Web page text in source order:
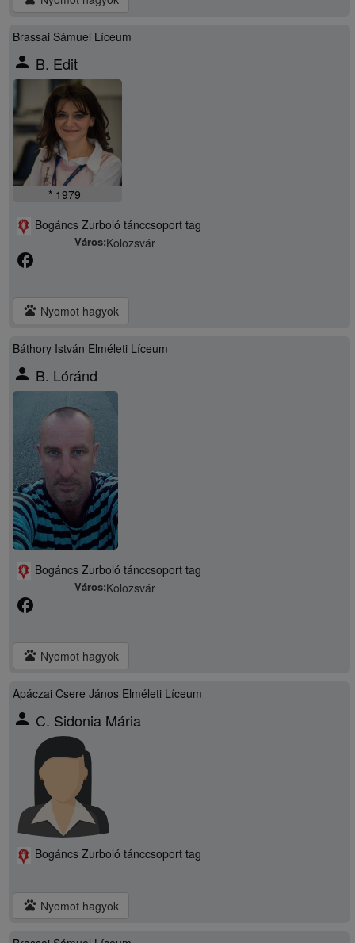
Brassai Sámuel Líceum
person B. Edit
* 1979
Bogáncs Zurboló tánccsoport tag
Város:Kolozsvár
facebook
pets Nyomot hagyok
Báthory István Elméleti Líceum
person B. Lóránd
Bogáncs Zurboló tánccsoport tag
Város:Kolozsvár
facebook
pets Nyomot hagyok
Apáczai Csere János Elméleti Líceum
person C. Sidonia Mária
Bogáncs Zurboló tánccsoport tag
pets Nyomot hagyok